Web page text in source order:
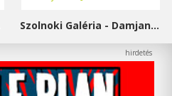
Szolnoki Galéria - Damjanich János Múzeum